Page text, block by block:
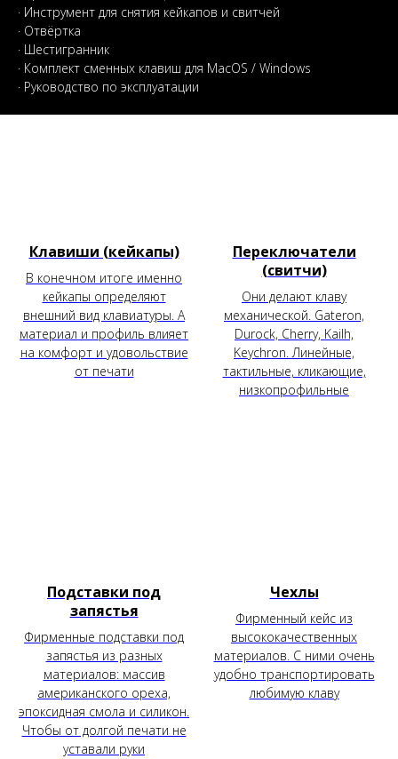
· Инструмент для снятия кейкапов и свитчей
· Отвёртка
· Шестигранник
· Комплект сменных клавиш для MacOS / Windows
· Руководство по эксплуатации
Клавиши (кейкапы)
В конечном итоге именно
кейкапы определяют
внешний вид клавиатуры. А
материал и профиль влияет
на комфорт и удовольствие
от печати
Переключатели
(свитчи)
Они делают клаву
механической. Gateron,
Durock, Cherry, Kailh,
Keychron. Линейные,
тактильные, кликающие,
низкопрофильные
Подставки под
запястья
Фирменные подставки под
запястья из разных
материалов: массив
американского ореха,
эпоксидная смола и силикон.
Чтобы от долгой печати не
уставали руки
Чехлы
Фирменный кейс из
высококачественных
материалов. С ними очень
удобно транспортировать
любимую клаву